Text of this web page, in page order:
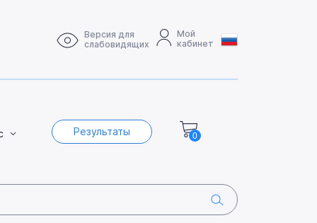
Версия для
слабовидящих
Мой
кабинет
Результаты 0